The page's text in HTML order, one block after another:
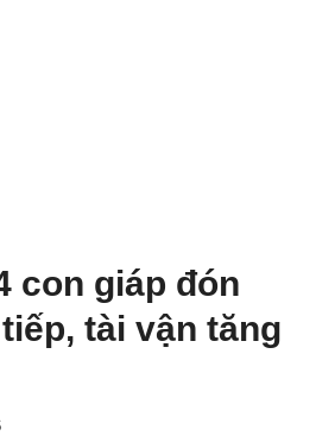
con giáp đón
tài vận tăng